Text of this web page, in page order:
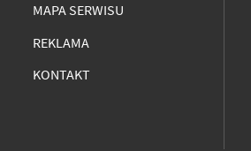
MAPA SERWISU
REKLAMA
KONTAKT